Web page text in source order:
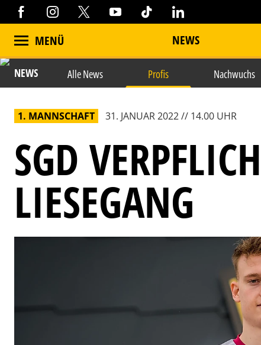
MENÜ NEWS
NEWS Alle News Profis Nachwuchs
1. MANNSCHAFT 31. JANUAR 2022 // 14.00 UHR
SGD
LIESEGANG